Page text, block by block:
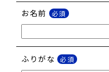
お名前 必須
ふりがな 必須